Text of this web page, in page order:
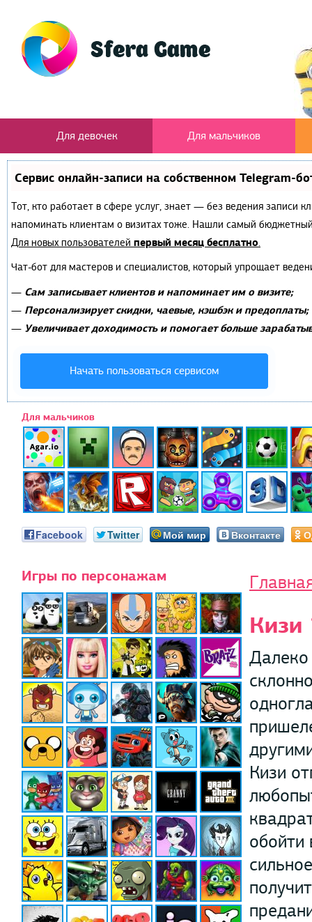
Для девочек Для мальчиков
Сервис онлайн-записи на собственном Telegram-
Тот, кто работает в сфере услуг, знает — без ведения записи
напоминать клиентам о визитах тоже. Нашли самый
Для новых пользователей первый месяц бесплатно.
Чат-бот для мастеров и специалистов, который упрощает
— Сам записывает клиентов и напоминает им о визите;
— Персонализирует скидки, чаевые, кэшбэк и предоплаты;
— Увеличивает доходимость и помогает больше
Начать пользоваться сервисом
Для мальчиков
Facebook Twitter Мой мир Вконтакте
Игры по персонажам
Кизи
Далеко
Кизи
обойти